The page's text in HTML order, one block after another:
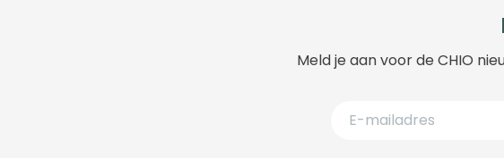
Meld je aan voor de CHIO